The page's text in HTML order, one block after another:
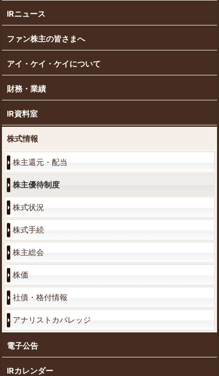
IRニュース
ファン株主の皆さまへ
アイ・ケイ・ケイについて
財務・業績
IR資料室
株式情報
株主還元・配当
株主優待制度
株式状況
株式手続
株主総会
株価
社債・格付情報
アナリストカバレッジ
電子公告
IRカレンダー